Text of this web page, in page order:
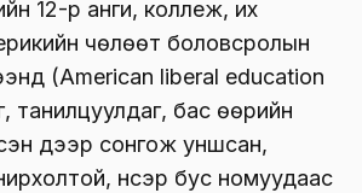
12-р анги, коллеж, их
чөлөөт боловсролын
(Аmerican liberal education
танилцуулдаг, бас өөрийн
дээр сонгож уншсан,
нүсэр бус номуудаас